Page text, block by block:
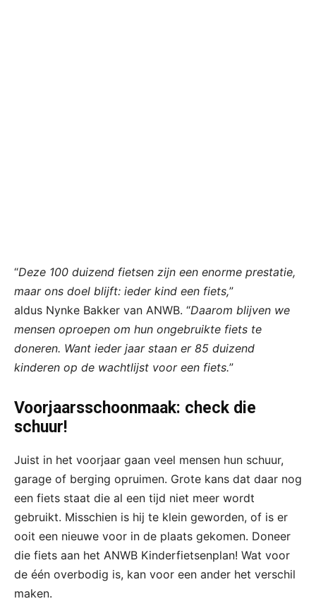
“Deze 100 duizend fietsen zijn een enorme prestatie,
maar ons doel blijft: ieder kind een fiets,”
aldus Nynke Bakker van ANWB. “Daarom blijven we
mensen oproepen om hun ongebruikte fiets te
doneren. Want ieder jaar staan er 85 duizend
kinderen op de wachtlijst voor een fiets.”
Voorjaarsschoonmaak: check die
schuur!
Juist in het voorjaar gaan veel mensen hun schuur,
garage of berging opruimen. Grote kans dat daar nog
een fiets staat die al een tijd niet meer wordt
gebruikt. Misschien is hij te klein geworden, of is er
ooit een nieuwe voor in de plaats gekomen. Doneer
die fiets aan het ANWB Kinderfietsenplan! Wat voor
de één overbodig is, kan voor een ander het verschil
maken.